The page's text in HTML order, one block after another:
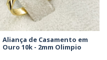
Aliança de Casamento em
Ouro 10k - 2mm Olimpio